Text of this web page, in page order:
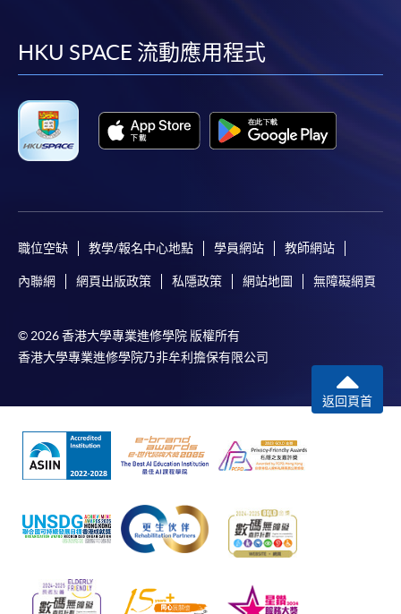
facebook
youtube
linkedin
HKU SPACE 流動應用程式
職位空缺 教學/報名中心地點 學員網站 教師網站
內聯網 網頁出版政策 私隱政策 網站地圖 無障礙網頁
© 2026 香港大學專業進修學院 版權所有
香港大學專業進修學院乃非牟利擔保有限公司
返回頁首